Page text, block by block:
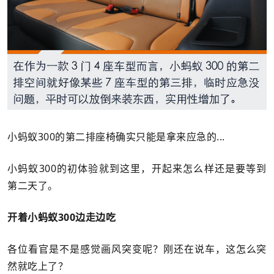
小蚂蚁300的第二排座椅确实只能是拿来应急的...
小蚂蚁300的初体验就到这里，开起来怎么样还是要等到
第二天了。
开着小蚂蚁300边走边吃
各位看官是不是感觉画风突变呢？刚还在说车，这怎么突
然就吃上了？